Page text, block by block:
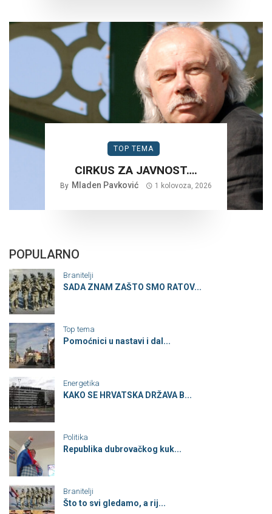
TOP TEMA
CIRKUS ZA JAVNOST….
By Mladen Pavković 1 kolovoza, 2026
POPULARNO
Branitelji
SADA ZNAM ZAŠTO SMO RATOV...
Top tema
Pomoćnici u nastavi i dal...
Energetika
KAKO SE HRVATSKA DRŽAVA B...
Politika
Republika dubrovačkog kuk...
Branitelji
Što to svi gledamo, a rij...